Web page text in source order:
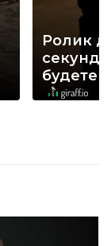
Ролик
секунд,
будете